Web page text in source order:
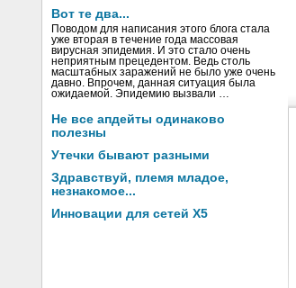
Вот те два...
Поводом для написания этого блога стала
уже вторая в течение года массовая
вирусная эпидемия. И это стало очень
неприятным прецедентом. Ведь столь
масштабных заражений не было уже очень
давно. Впрочем, данная ситуация была
ожидаемой. Эпидемию вызвали …
Не все апдейты одинаково
полезны
Утечки бывают разными
Здравствуй, племя младое,
незнакомое...
Инновации для сетей X5